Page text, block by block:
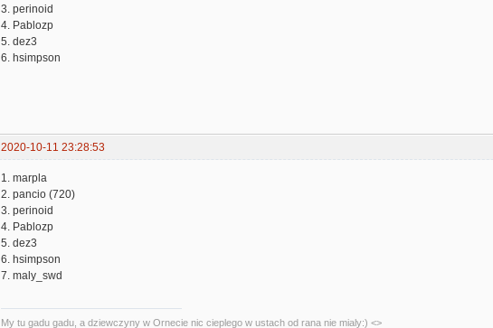
3. perinoid
4. Pablozp
5. dez3
6. hsimpson
2020-10-11 23:28:53
1. marpla
2. pancio (720)
3. perinoid
4. Pablozp
5. dez3
6. hsimpson
7. maly_swd
My tu gadu gadu, a dziewczyny w Ornecie nic cieplego w ustach od rana nie mialy:) <>